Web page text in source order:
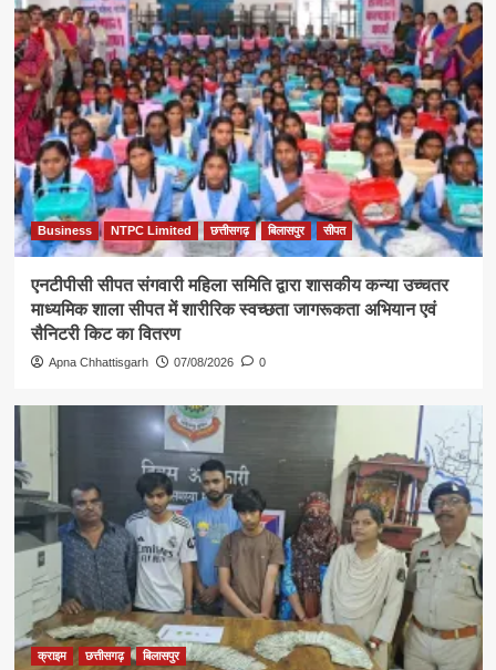
Business NTPC Limited छत्तीसगढ़ बिलासपुर सीपत
एनटीपीसी सीपत संगवारी महिला समिति द्वारा शासकीय कन्या उच्चतर
माध्यमिक शाला सीपत में शारीरिक स्वच्छता जागरूकता अभियान एवं
सैनिटरी किट का वितरण
Apna Chhattisgarh 07/08/2026 0
क्राइम छत्तीसगढ़ बिलासपुर